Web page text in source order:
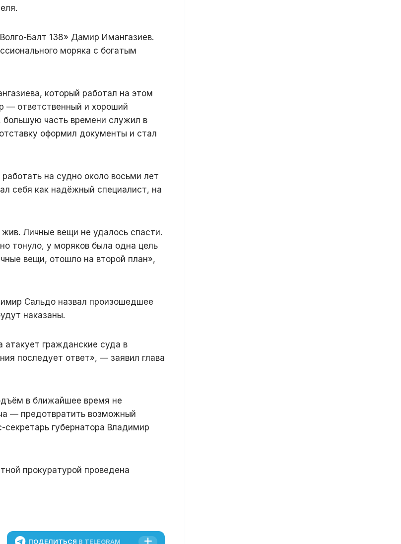
Балт 138» Дамир Имангазиев.
моряка с богатым
который работал на этом
— ответственный и хороший
часть времени служил в
оформил документы и стал
на судно около восьми лет
себя как надёжный специалист, на
Личные вещи не удалось спасти.
тонуло, у моряков была одна цель
вещи, отошло на второй план»,
Сальдо назвал произошедшее
наказаны.
атакует гражданские суда в
последует ответ», — заявил глава
в ближайшее время не
— предотвратить возможный
губернатора Владимир
прокуратурой проведена
ПОДЕЛИТЬСЯ В TELEGRAM